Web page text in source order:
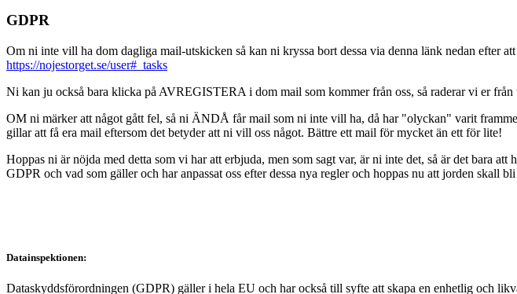
GDPR
Om ni inte vill ha dom dagliga mail-utskicken så kan ni kryssa bort dessa via denna länk nedan efter
https://nojestorget.se/user#_tasks
Ni kan ju också bara klicka på AVREGISTERA i dom mail som kommer från oss, så raderar vi er
OM ni märker att något gått fel, så ni ÄNDÅ får mail som ni inte vill ha, då har "olyckan" varit
gillar att få era mail eftersom det betyder att ni vill oss något. Bättre ett mail för mycket än ett för lite!
Hoppas ni är nöjda med detta som vi har att erbjuda, men som sagt var, är ni inte det, så är det bara
GDPR och vad som gäller och har anpassat oss efter dessa nya regler och hoppas nu att jorden skall
Datainspektionen:
Dataskyddsförordningen (GDPR) gäller i hela EU och har också till syfte att skapa en enhetlig och